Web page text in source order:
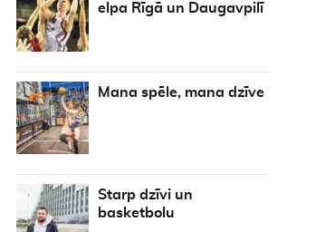
elpa Rīgā un Daugavpilī
Mana spēle, mana dzīve
Starp dzīvi un
basketbolu